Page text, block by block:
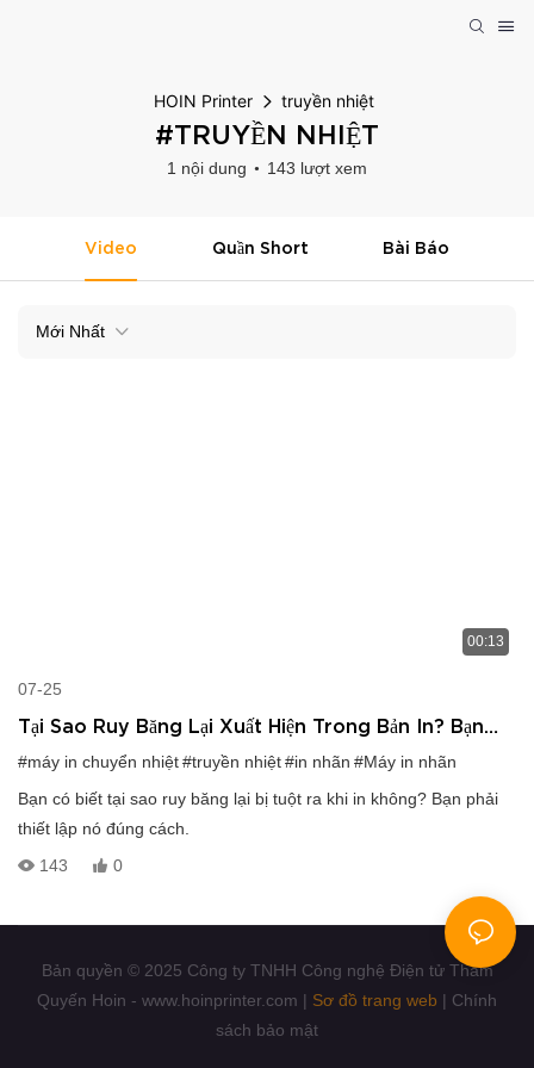
HOIN Printer truyền nhiệt
#TRUYỀN NHIỆT
1 nội dung 143 lượt xem
Video Quần Short Bài Báo
Mới Nhất
00:13
07-25
Tại Sao Ruy Băng Lại Xuất Hiện Trong Bản In? Bạn
Cần Theo Dõi Tôi.
#máy in chuyển nhiệt#truyền nhiệt#in nhãn #Máy in nhãn
Bạn có biết tại sao ruy băng lại bị tuột ra khi in không? Bạn phải
thiết lập nó đúng cách.
143
0
Bản quyền © 2025 Công ty TNHH Công nghệ Điện tử Thâm
Quyến Hoin - www.hoinprinter.com | Sơ đồ trang web | Chính
sách bảo mật